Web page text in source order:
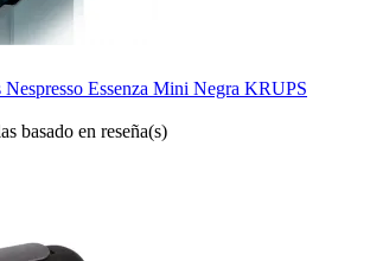
Nespresso Essenza Mini Negra KRUPS
basado en reseña(s)